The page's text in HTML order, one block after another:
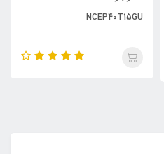
NCEP40T15GU